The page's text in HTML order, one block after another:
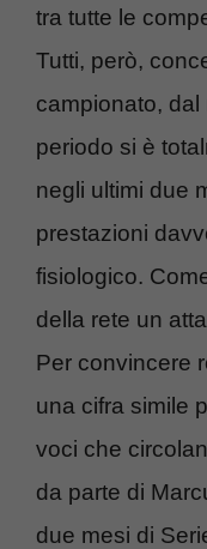
tra tutte le
Tutti, però,
campionato, dal
periodo si è
negli ultimi due
prestazioni
fisiologico.
della rete un
Per convincere
una cifra simile
voci che
da parte di
due mesi di